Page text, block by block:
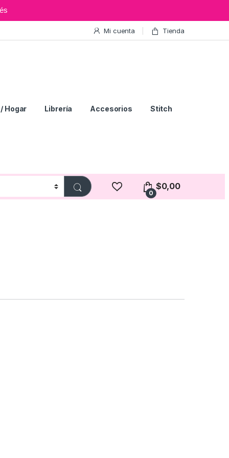
Mi cuenta Tienda
Hogar Librería Accesorios Stitch
0
$0,00